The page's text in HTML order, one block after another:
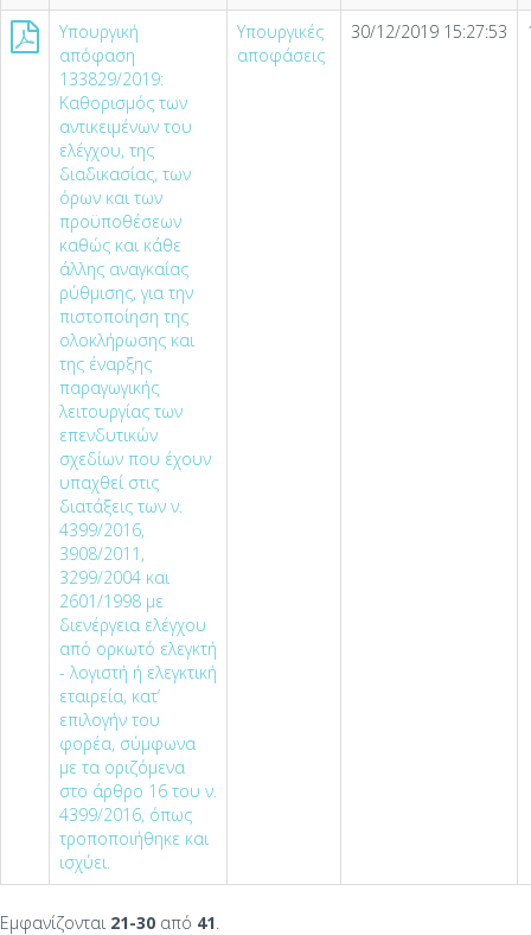
Υπουργική
απόφαση
133829/2019:
Καθορισμός των
αντικειμένων του
ελέγχου, της
διαδικασίας, των
όρων και των
προϋποθέσεων
καθώς και κάθε
άλλης αναγκαίας
ρύθμισης, για την
πιστοποίηση της
ολοκλήρωσης και
της έναρξης
παραγωγικής
λειτουργίας των
επενδυτικών
σχεδίων που έχουν
υπαχθεί στις
διατάξεις των ν.
4399/2016,
3908/2011,
3299/2004 και
2601/1998 με
διενέργεια ελέγχου
από ορκωτό ελεγκτή
- λογιστή ή ελεγκτική
εταιρεία, κατ’
επιλογήν του
φορέα, σύμφωνα
με τα οριζόμενα
στο άρθρο 16 του ν.
4399/2016, όπως
τροποποιήθηκε και
ισχύει.
Υπουργικές
αποφάσεις
30/12/2019 15:27:53
Εμφανίζονται 21-30 από 41.